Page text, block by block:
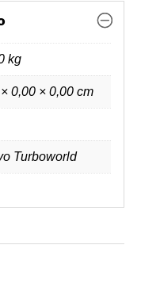
kg
0,00 × 0,00 cm
Turboworld